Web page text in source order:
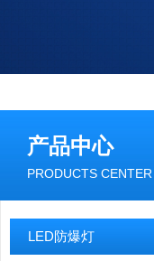
产品中心
PRODUCTS CENTER
LED防爆灯